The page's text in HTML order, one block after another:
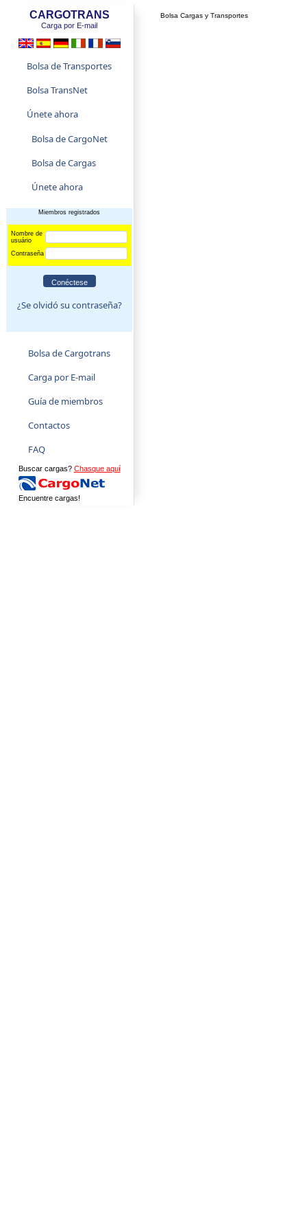
CARGOTRANS
Carga por E-mail
Bolsa de Transportes
Bolsa TransNet
Únete ahora
Bolsa de CargoNet
Bolsa de Cargas
Únete ahora
Miembros registrados
Nombre de
usuário
Contraseña
¿Se olvidó su contraseña?
Bolsa de Cargotrans
Carga por E-mail
Guía de miembros
Contactos
FAQ
Buscar cargas? Chasque aquí
Encuentre cargas!
Bolsa Cargas y Transportes